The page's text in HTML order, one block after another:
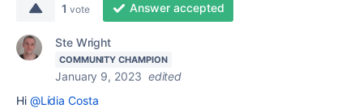
1 vote Answer accepted
Ste Wright
COMMUNITY CHAMPION
January 9, 2023 edited
Hi @Lídia Costa